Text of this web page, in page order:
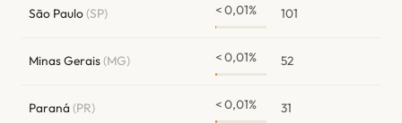
São Paulo(SP) < 0,01% 101
Minas Gerais(MG) < 0,01% 52
Paraná (PR) < 0,01% 31